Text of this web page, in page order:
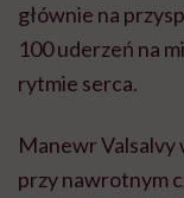
głównie na
100 uderzeń na
rytmie serca.
Manewr Valsalvy
przy nawrotnym